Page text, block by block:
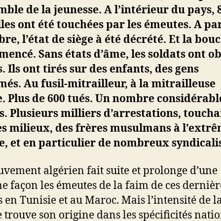
de la jeunesse. A l’intérieur du pays,
ont été touchées par les émeutes. A
l’état de siège à été décrété. Et la
Sans états d’âme, les soldats ont
Ils ont tirés sur des enfants, des gens
Au fusil-mitrailleur, à la mitrailleuse
Plus de 600 tués. Un nombre
Plusieurs milliers d’arrestations,
milieux, des frères musulmans à
et en particulier de nombreux
algérien fait suite et prolonge d’une
façon les émeutes de la faim de ces
en Tunisie et au Maroc. Mais l’intensité de
trouve son origine dans les spécificités